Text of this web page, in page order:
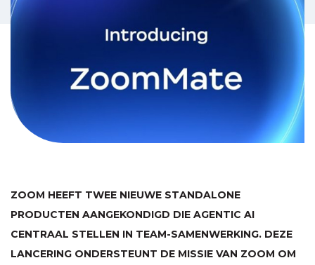
ZOOM HEEFT TWEE NIEUWE STANDALONE
PRODUCTEN AANGEKONDIGD DIE AGENTIC AI
CENTRAAL STELLEN IN TEAM-SAMENWERKING. DEZE
LANCERING ONDERSTEUNT DE MISSIE VAN ZOOM OM